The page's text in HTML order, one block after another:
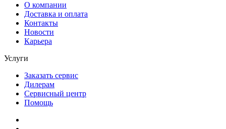
О компании
Доставка и оплата
Контакты
Новости
Карьера
Услуги
Заказать сервис
Дилерам
Сервисный центр
Помощь